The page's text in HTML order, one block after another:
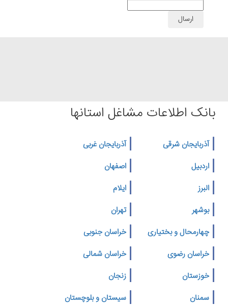
بانک اطلاعات مشاغل استانها
آذربایجان شرقی
آذربایجان غربی
اردبیل
اصفهان
البرز
ایلام
بوشهر
تهران
چهارمحال و بختیاری
خراسان جنوبی
خراسان رضوی
خراسان شمالی
خوزستان
زنجان
سمنان
سیستان و بلوچستان